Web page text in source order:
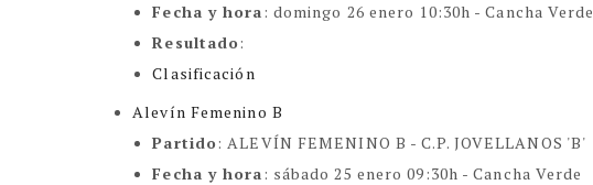
Fecha y hora: domingo 26 enero 10:30h - Cancha Verde
Resultado:
Clasificación
Alevín Femenino B
Partido: ALEVÍN FEMENINO B -C.P. JOVELLANOS 'B'
Fecha y hora: sábado 25 enero 09:30h - Cancha Verde